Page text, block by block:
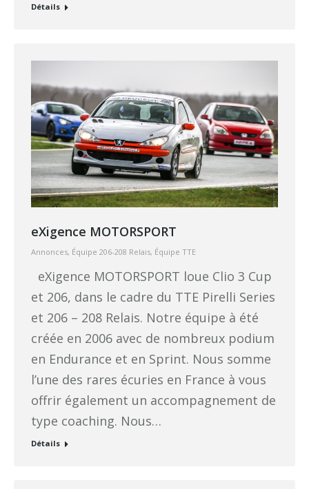
Détails
eXigence MOTORSPORT
Annonces, Équipe 206-208 Relais, Équipe TTE
eXigence MOTORSPORT loue Clio 3 Cup
et 206, dans le cadre du TTE Pirelli Series
et 206 – 208 Relais. Notre équipe à été
créée en 2006 avec de nombreux podium
en Endurance et en Sprint. Nous somme
l’une des rares écuries en France à vous
offrir également un accompagnement de
type coaching. Nous…
Détails